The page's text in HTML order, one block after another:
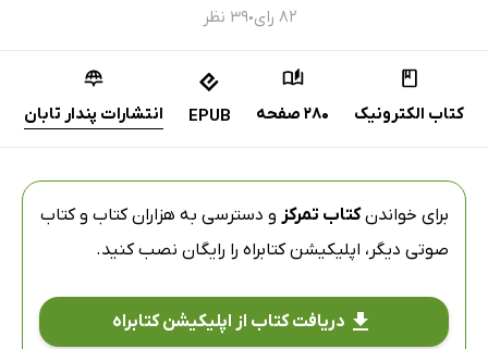
۸۲ رای ● ۳۹ نظر
کتاب الکترونیک 280 صفحه EPUB انتشارات پندار تابان
برای خواندنکتاب تمرکز و دسترسی به هزاران کتاب و کتاب
صوتی دیگر، اپلیکیشن کتابراه را رایگان نصب کنید.
دریافت کتاب از اپلیکیشن کتابراه